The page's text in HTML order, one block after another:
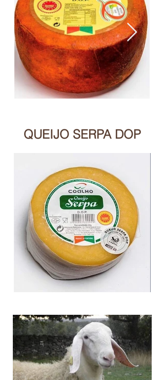
QUEIJO SERPA DOP